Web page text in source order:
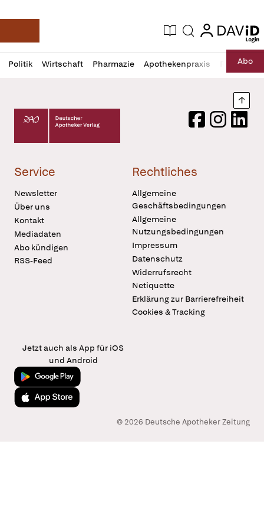
Deutsche Apotheker Zeitung
Aktuelle Ausgabe
Suche login
login
Politik Wirtschaft Pharmazie Apothekenpraxis RechtAbo
Profil
öffnen
Daz
Pur
Deutscher Apotheker Verlag Logo
FacebookInstagram
Service
Newsletter
Über uns
Kontakt
Mediadaten
Abo kündigen
RSS-Feed
Rechtliches
Allgemeine
Geschäftsbedingungen
Allgemeine
Nutzungsbedingungen
Impressum
Datenschutz
Widerrufsrecht
Netiquette
Erklärung zur Barrierefreiheit
Cookies & Tracking
Jetzt auch als App für iOS
und Android
Jetzt bei Google Play
Laden im App Store
© 2026 Deutsche Apotheker Zeitung